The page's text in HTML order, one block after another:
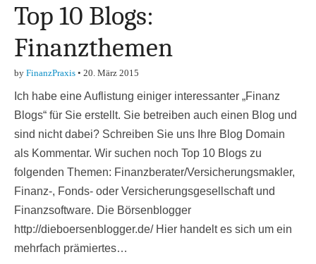
Top 10 Blogs:
Finanzthemen
by FinanzPraxis • 20. März 2015
Ich habe eine Auflistung einiger interessanter „Finanz
Blogs“ für Sie erstellt. Sie betreiben auch einen Blog und
sind nicht dabei? Schreiben Sie uns Ihre Blog Domain
als Kommentar. Wir suchen noch Top 10 Blogs zu
folgenden Themen: Finanzberater/Versicherungsmakler,
Finanz-, Fonds- oder Versicherungsgesellschaft und
Finanzsoftware. Die Börsenblogger
http://dieboersenblogger.de/ Hier handelt es sich um ein
mehrfach prämiertes…